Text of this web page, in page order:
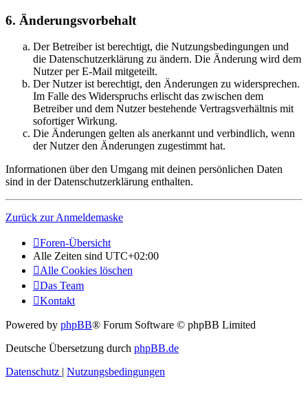
6. Änderungsvorbehalt
Der Betreiber ist berechtigt, die Nutzungsbedingungen und
die Datenschutzerklärung zu ändern. Die Änderung wird dem
Nutzer per E-Mail mitgeteilt.
Der Nutzer ist berechtigt, den Änderungen zu widersprechen.
Im Falle des Widerspruchs erlischt das zwischen dem
Betreiber und dem Nutzer bestehende Vertragsverhältnis mit
sofortiger Wirkung.
Die Änderungen gelten als anerkannt und verbindlich, wenn
der Nutzer den Änderungen zugestimmt hat.
Informationen über den Umgang mit deinen persönlichen Daten
sind in der Datenschutzerklärung enthalten.
Zurück zur Anmeldemaske
Foren-Übersicht
Alle Zeiten sind UTC+02:00
Alle Cookies löschen
Das Team
Kontakt
Powered by phpBB® Forum Software © phpBB Limited
Deutsche Übersetzung durch phpBB.de
Datenschutz | Nutzungsbedingungen